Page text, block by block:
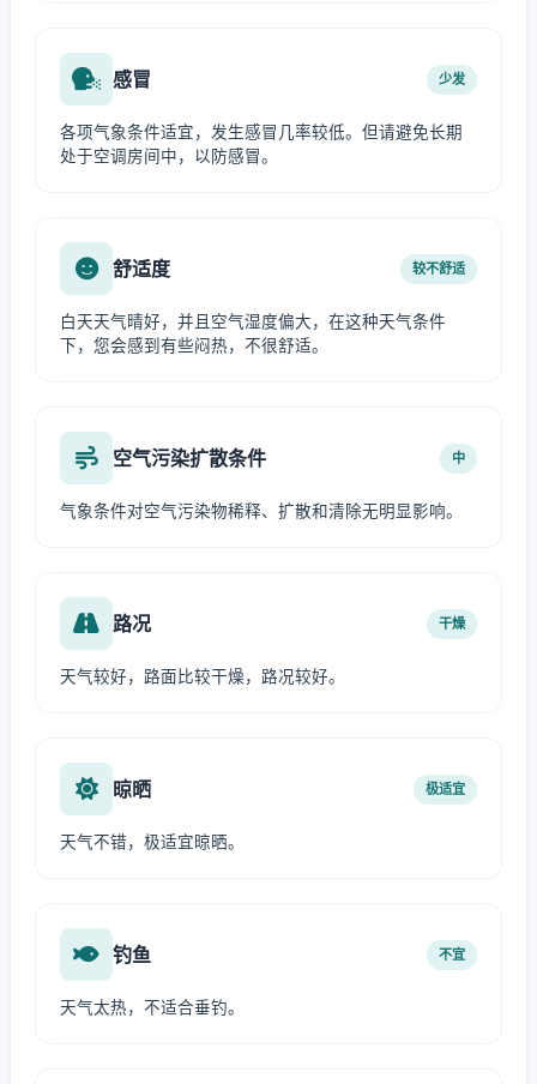
感冒 少发
各项气象条件适宜，发生感冒几率较低。但请避免长期
处于空调房间中，以防感冒。
舒适度 较不舒适
白天天气晴好，并且空气湿度偏大，在这种天气条件
下，您会感到有些闷热，不很舒适。
空气污染扩散条件 中
气象条件对空气污染物稀释、扩散和清除无明显影响。
路况 干燥
天气较好，路面比较干燥，路况较好。
晾晒 极适宜
天气不错，极适宜晾晒。
钓鱼 不宜
天气太热，不适合垂钓。